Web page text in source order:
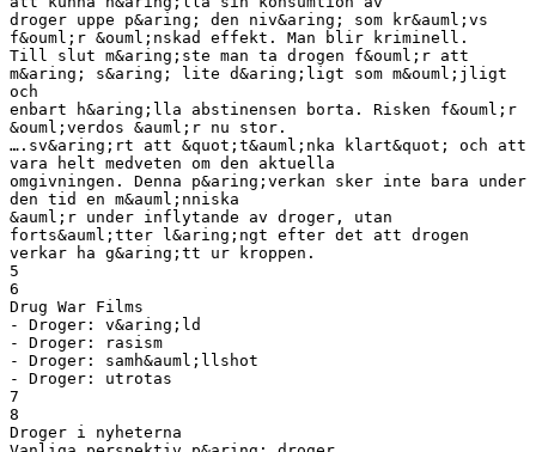
droger uppe p&aring; den niv&aring; som kr&auml;vs
f&ouml;r &ouml;nskad effekt. Man blir kriminell.
Till slut m&aring;ste man ta drogen f&ouml;r att
m&aring; s&aring; lite d&aring;ligt som m&ouml;jligt
och
enbart h&aring;lla abstinensen borta. Risken f&ouml;r
&ouml;verdos &auml;r nu stor.
….sv&aring;rt att &quot;t&auml;nka klart&quot; och att
vara helt medveten om den aktuella
omgivningen. Denna p&aring;verkan sker inte bara under
den tid en m&auml;nniska
&auml;r under inflytande av droger, utan
forts&auml;tter l&aring;ngt efter det att drogen
verkar ha g&aring;tt ur kroppen.
5
6
Drug War Films
- Droger: v&aring;ld
- Droger: rasism
- Droger: samh&auml;llshot
- Droger: utrotas
7
8
Droger i nyheterna